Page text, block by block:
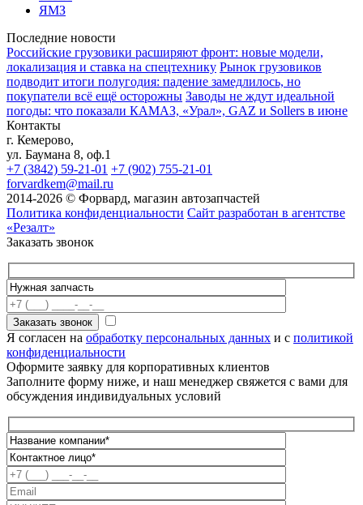
ЯМЗ
Последние новости
Российские грузовики расширяют фронт: новые модели,
локализация и ставка на спецтехнику Рынок грузовиков
подводит итоги полугодия: падение замедлилось, но
покупатели всё ещё осторожны Заводы не ждут идеальной
погоды: что показали КАМАЗ, «Урал», GAZ и Sollers в июне
Контакты
г. Кемерово,
ул. Баумана 8, оф.1
+7 (3842) 59-21-01 +7 (902) 755-21-01
forvardkem@mail.ru
2014-2026 © Форвард, магазин автозапчастей
Политика конфиденциальности Сайт разработан в агентстве
«Резалт»
Заказать звонок
Я согласен на обработку персональных данных и с политикой
конфиденциальности
Оформите заявку для корпоративных клиентов
Заполните форму ниже, и наш менеджер свяжется с вами для
обсуждения индивидуальных условий